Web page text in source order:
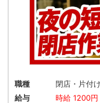
職種
閉店・片付
給与
時給 1200円